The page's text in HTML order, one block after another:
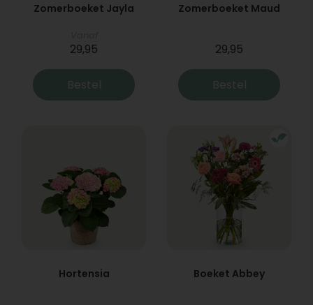
Zomerboeket Jayla
29,95
Bestel
Zomerboeket Maud
29,95
Bestel
Hortensia Boeket Abbey